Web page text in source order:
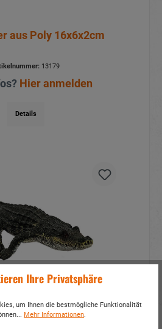
aus Poly 16x6x2cm
13179
Hier anmelden
Details
Poly 20x9x4,5cm
Ihre Privatsphäre
um Ihnen die bestmögliche Funktionalität
Mehr Informationen.